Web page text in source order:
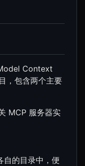
Context
，包含两个主要
MCP 服务器实
自的目录中，便